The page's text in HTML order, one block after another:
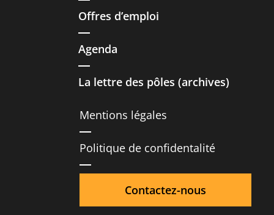
Offres d’emploi
Agenda
La lettre des pôles (archives)
Mentions légales
Politique de confidentalité
Contactez-nous